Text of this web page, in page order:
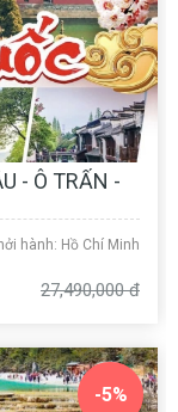
- Ô TRẤN -
hành: Hồ Chí Minh
27,490,000 đ
-5%